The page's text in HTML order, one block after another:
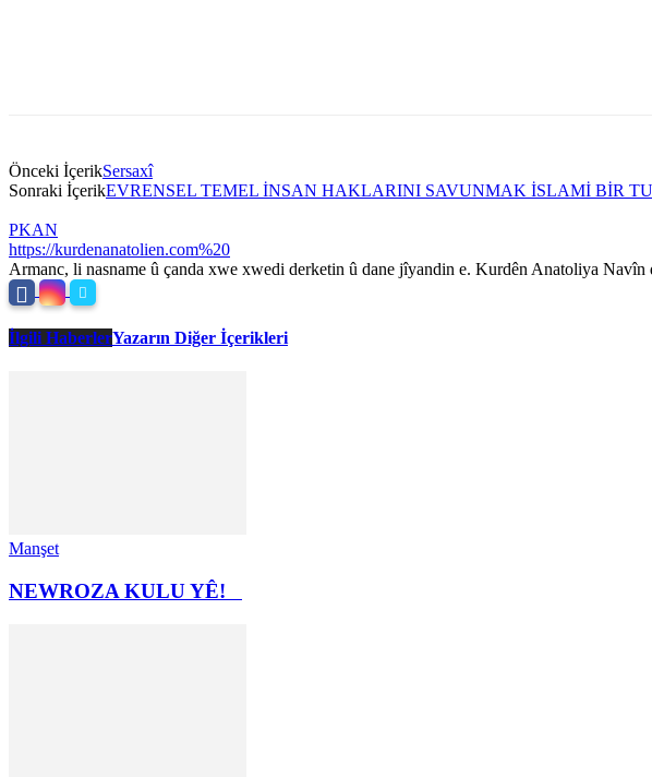
Önceki İçerikSersaxî
Sonraki İçerikEVRENSEL TEMEL İNSAN HAKLARINI SAVUNMAK İSLAMİ BİR
PKAN
https://kurdenanatolien.com%20
Armanc, li nasname û çanda xwe xwedi derketin û dane jîyandin e. Kurdên Anatoliya
İlgili HaberlerYazarın Diğer İçerikleri
Manşet
NEWROZA KULU YÊ!